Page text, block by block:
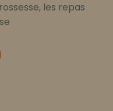
les repas